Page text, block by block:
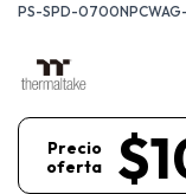
PS-SPD-
Precio
oferta